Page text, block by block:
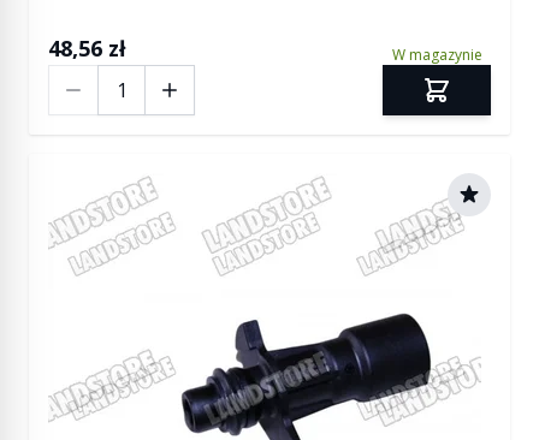
48,56 zł W magazynie